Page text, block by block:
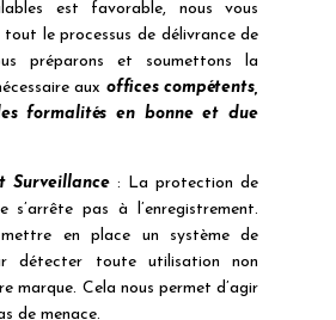
est favorable, nous vous
le processus de délivrance de
préparons et soumettons la
aux offices compétents,
formalités en bonne et due
Surveillance: La protection de
s’arrête pas à l’enregistrement.
en place un système de
détecter toute utilisation non
marque. Cela nous permet d’agir
de menace.